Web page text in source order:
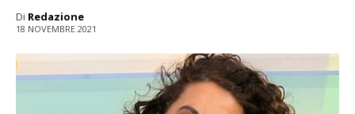
Di Redazione
18 NOVEMBRE 2021